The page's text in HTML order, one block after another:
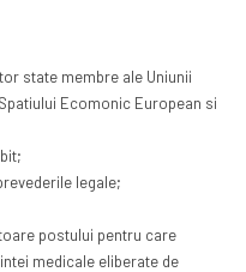
state membre ale Uniunii
Ecomonic European si
legale;
postului pentru care
medicale eliberate de